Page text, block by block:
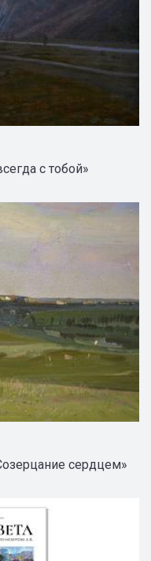
с тобой»
сердцем»